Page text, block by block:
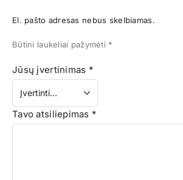
El. pašto adresas nebus skelbiamas.
Būtini laukeliai pažymėti *
Jūsų įvertinimas *
Tavo atsiliepimas *